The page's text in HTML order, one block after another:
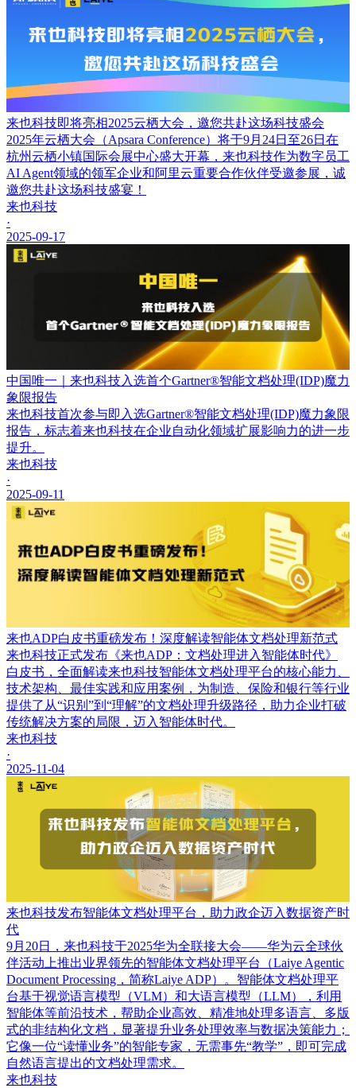
来也科技即将亮相2025云栖大会，邀您共赴这场科技盛会
2025年云栖大会（Apsara Conference）将于9月24日至26日在
杭州云栖小镇国际会展中心盛大开幕，来也科技作为数字员工
AI Agent领域的领军企业和阿里云重要合作伙伴受邀参展，诚
邀您共赴这场科技盛宴！
来也科技
·
2025-09-17
中国唯一｜来也科技入选首个Gartner®智能文档处理(IDP)魔力
象限报告
来也科技首次参与即入选Gartner®智能文档处理(IDP)魔力象限
报告，标志着来也科技在企业自动化领域扩展影响力的进一步
提升。
来也科技
·
2025-09-11
来也ADP白皮书重磅发布！深度解读智能体文档处理新范式
来也科技正式发布《来也ADP：文档处理进入智能体时代》
白皮书，全面解读来也科技智能体文档处理平台的核心能力、
技术架构、最佳实践和应用案例，为制造、保险和银行等行业
提供了从“识别”到“理解”的文档处理升级路径，助力企业打破
传统解决方案的局限，迈入智能体时代。
来也科技
·
2025-11-04
来也科技发布智能体文档处理平台，助力政企迈入数据资产时
代
9月20日，来也科技于2025华为全联接大会——华为云全球伙
伴活动上推出业界领先的智能体文档处理平台（Laiye Agentic
Document Processing，简称Laiye ADP）。智能体文档处理平
台基于视觉语言模型（VLM）和大语言模型（LLM），利用
智能体等前沿技术，帮助企业高效、精准地处理多语言、多版
式的非结构化文档，显著提升业务处理效率与数据决策能力；
它像一位“读懂业务”的智能专家，无需事先“教学”，即可完成
自然语言提出的文档处理需求。
来也科技